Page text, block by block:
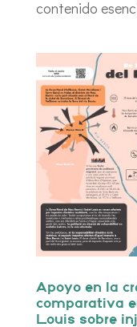
contenido
Apoyo en la
comparativa
Louis sobre